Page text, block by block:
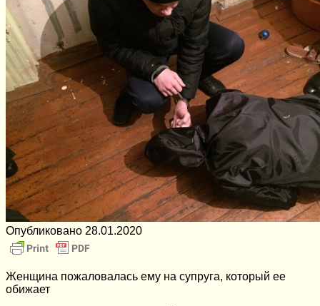
Опубликовано 28.01.2020
Женщина пожаловалась ему на супруга, который ее
обижает